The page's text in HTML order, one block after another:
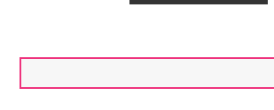
PLAN DE ACȚIUNE 2017-2018
PARTENERI
SHOP